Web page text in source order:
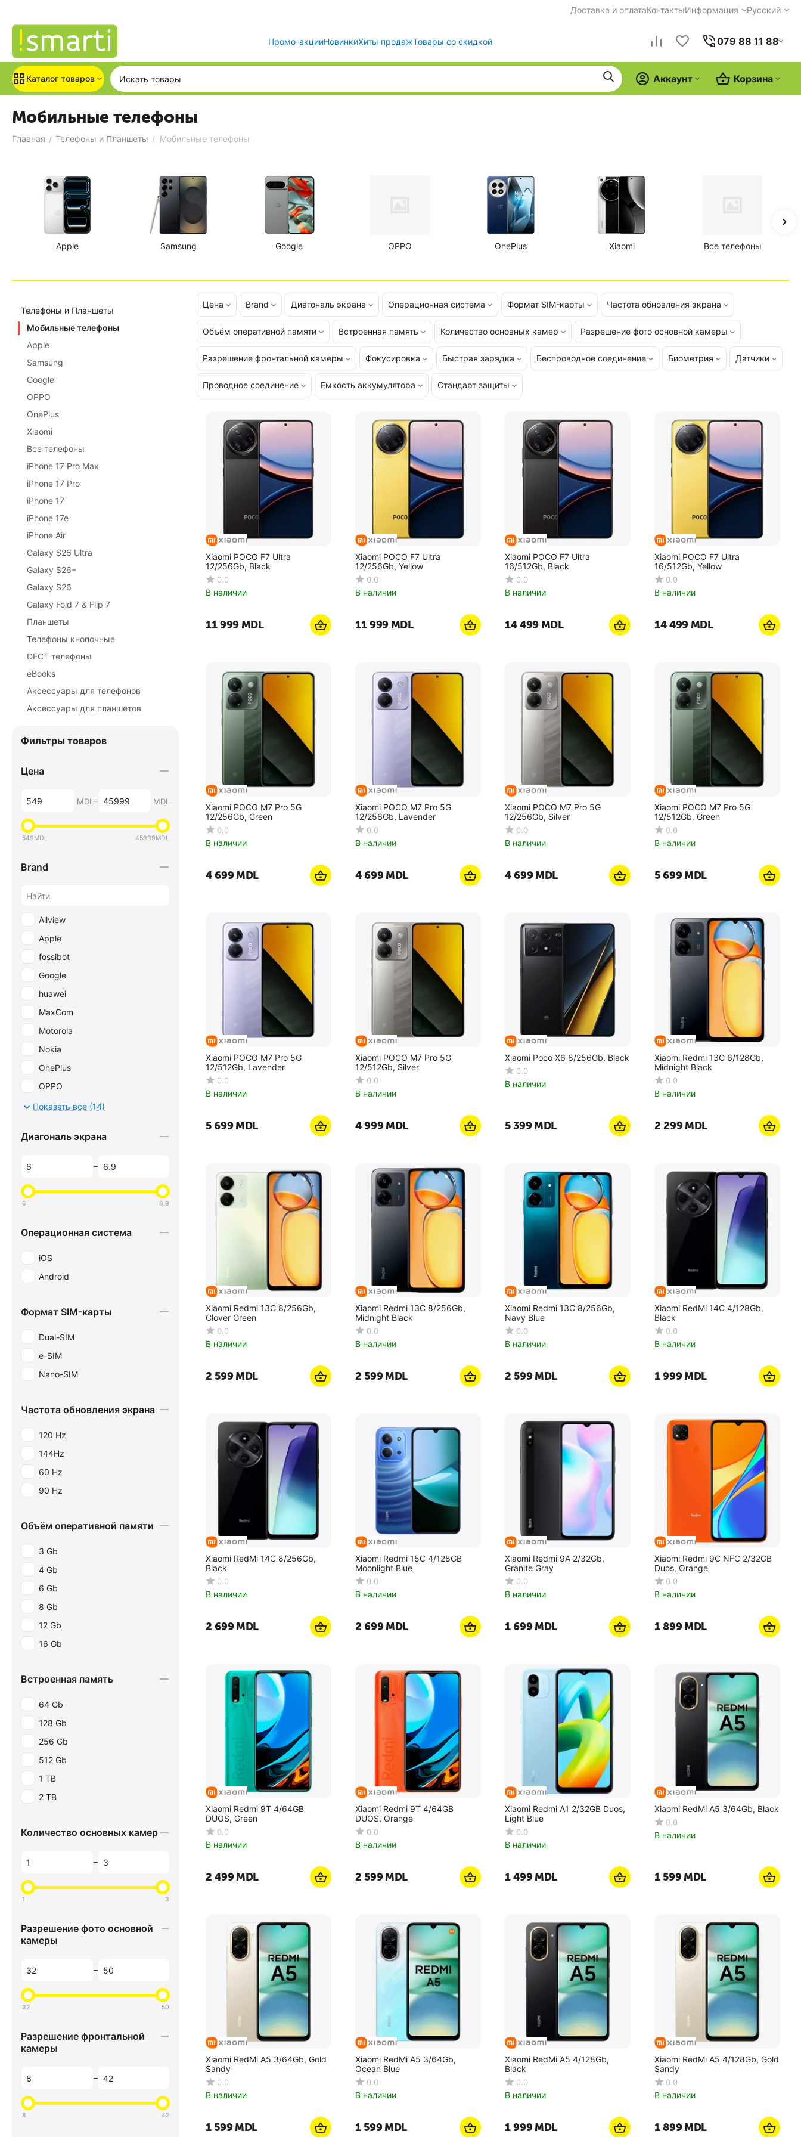
Доставка и оплатаКонтактыИнформация Русский
Промо-акцииНовинкиХиты продажТовары со скидкой 079 88 11 88
Каталог товаров Корзина
Аккаунт
Мобильные телефоны
Главная / Телефоны и Планшеты / Мобильные телефоны
Apple Samsung Google OPPO OnePlus Xiaomi Все телефоны
Цена Brand Диагональ экрана Операционная система Формат SIM-карты Частота обновления экрана
Объём оперативной памяти Встроенная память Количество основных камер Разрешение фото основной камеры
Разрешение фронтальной камеры Фокусировка Быстрая зарядка Беспроводное соединение Биометрия Датчики
Проводное соединение Емкость аккумулятора Стандарт защиты
Xiaomi POCO F7 Ultra
12/256Gb, Black
0.0
В наличии
11 999MDL
Xiaomi POCO F7 Ultra
12/256Gb, Yellow
0.0
В наличии
11 999MDL
Xiaomi POCO F7 Ultra
16/512Gb, Black
0.0
В наличии
14 499MDL
Xiaomi POCO F7 Ultra
16/512Gb, Yellow
0.0
В наличии
14 499MDL
Xiaomi POCO M7 Pro 5G
12/256Gb, Green
0.0
В наличии
4 699MDL
Xiaomi POCO M7 Pro 5G
12/256Gb, Lavender
0.0
В наличии
4 699MDL
Xiaomi POCO M7 Pro 5G
12/256Gb, Silver
0.0
В наличии
4 699MDL
Xiaomi POCO M7 Pro 5G
12/512Gb, Green
0.0
В наличии
5 699MDL
Xiaomi POCO M7 Pro 5G
12/512Gb, Lavender
0.0
В наличии
5 699MDL
Xiaomi POCO M7 Pro 5G
12/512Gb, Silver
0.0
В наличии
4 999MDL
Xiaomi Poco X6 8/256Gb, Black
0.0
В наличии
5 399MDL
Xiaomi Redmi 13C 6/128Gb,
Midnight Black
0.0
В наличии
2 299MDL
Xiaomi Redmi 13C 8/256Gb,
Clover Green
0.0
В наличии
2 599MDL
Xiaomi Redmi 13C 8/256Gb,
Midnight Black
0.0
В наличии
2 599MDL
Xiaomi Redmi 13C 8/256Gb,
Navy Blue
0.0
В наличии
2 599MDL
Xiaomi RedMi 14C 4/128Gb,
Black
0.0
В наличии
1 999MDL
Xiaomi RedMi 14C 8/256Gb,
Black
0.0
В наличии
2 699MDL
Xiaomi Redmi 15C 4/128GB
Moonlight Blue
0.0
В наличии
2 699MDL
Xiaomi Redmi 9A 2/32Gb,
Granite Gray
0.0
В наличии
1 699MDL
Xiaomi Redmi 9C NFC 2/32GB
Duos, Orange
0.0
В наличии
1 899MDL
Xiaomi Redmi 9T 4/64GB
DUOS, Green
0.0
В наличии
2 499MDL
Xiaomi Redmi 9T 4/64GB
DUOS, Orange
0.0
В наличии
2 599MDL
Xiaomi Redmi A1 2/32GB Duos,
Light Blue
0.0
В наличии
1 499MDL
Xiaomi RedMi A5 3/64Gb, Black
0.0
В наличии
1 599MDL
Xiaomi RedMi A5 3/64Gb, Gold
Sandy
0.0
В наличии
1 599MDL
Xiaomi RedMi A5 3/64Gb,
Ocean Blue
0.0
В наличии
1 599MDL
Xiaomi RedMi A5 4/128Gb,
Black
0.0
В наличии
1 999MDL
Xiaomi RedMi A5 4/128Gb, Gold
Sandy
0.0
В наличии
1 899MDL
Телефоны и Планшеты
Мобильные телефоны
Apple
Samsung
Google
OPPO
OnePlus
Xiaomi
Все телефоны
iPhone 17 Pro Max
iPhone 17 Pro
iPhone 17
iPhone 17e
iPhone Air
Galaxy S26 Ultra
Galaxy S26+
Galaxy S26
Galaxy Fold 7 & Flip 7
Планшеты
Телефоны кнопочные
DECT телефоны
eBooks
Аксессуары для телефонов
Аксессуары для планшетов
Фильтры товаров
Цена
MDL – MDL
549MDL 45999MDL
Brand
Allview
Apple
fossibot
Google
huawei
MaxCom
Motorola
Nokia
OnePlus
OPPO
Realme
Xiaomi
Показать все (14)
Диагональ экрана
–
6 6.9
Операционная система
iOS
Android
Формат SIM-карты
Dual-SIM
e-SIM
Nano-SIM
Частота обновления экрана
120 Hz
144Hz
60 Hz
90 Hz
Объём оперативной памяти
3 Gb
4 Gb
6 Gb
8 Gb
12 Gb
16 Gb
Встроенная память
64 Gb
128 Gb
256 Gb
512 Gb
1 TB
2 TB
Количество основных камер
–
1 3
Разрешение фото основной
камеры
–
32 50
Разрешение фронтальной
камеры
–
8 42